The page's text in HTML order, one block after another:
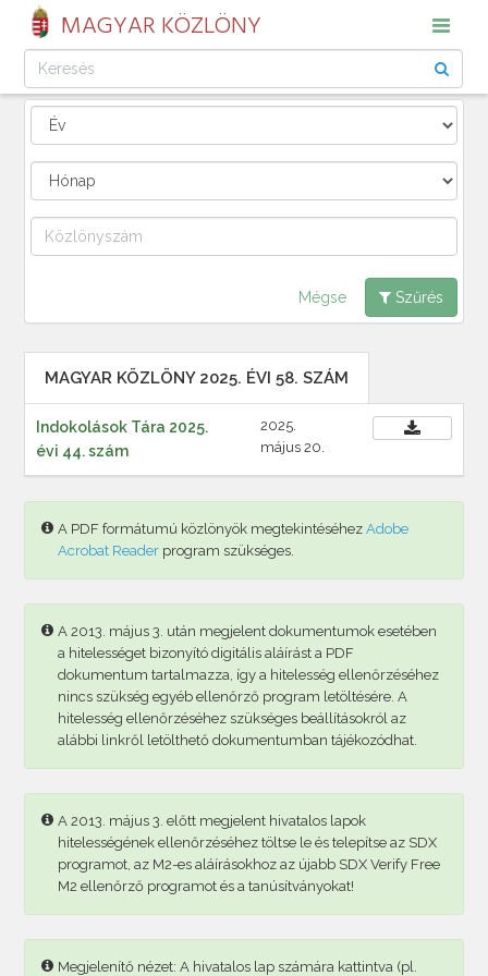
MAGYAR KÖZLÖNY
Mégse Szűrés
MAGYAR KÖZLÖNY 2025. ÉVI 58. SZÁM
Indokolások Tára 2025.
évi 44. szám
2025.
május 20.
A PDF formátumú közlönyök megtekintéséhezAdobe
Acrobat Reader program szükséges.
A 2013. május 3. után megjelent dokumentumok esetében
a hitelességet bizonyító digitális aláírást a PDF
dokumentum tartalmazza, így a hitelesség ellenőrzéséhez
nincs szükség egyéb ellenőrző program letöltésére. A
hitelesség ellenőrzéséhez szükséges beállításokról az
alábbi linkről letölthető dokumentumban tájékozódhat.
A 2013. május 3. előtt megjelent hivatalos lapok
hitelességének ellenőrzéséhez töltse le és telepítse az SDX
programot, az M2-es aláírásokhoz az újabb SDX Verify Free
M2 ellenőrző programot és a tanúsítványokat!
Megjelenítő nézet: A hivatalos lap számára kattintva (pl.